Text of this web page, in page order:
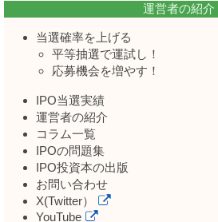
運営者の紹介
当選確率を上げる
平等抽選で運試し！
応募機会を増やす！
IPO当選実績
運営者の紹介
コラム一覧
IPOの問題集
IPO投資本の出版
お問い合わせ
X(Twitter）
YouTube